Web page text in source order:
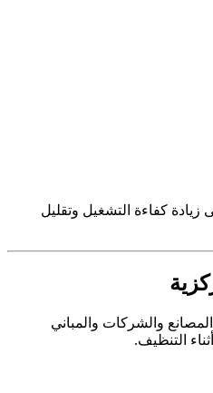
كفاءة التشغيل وتقليل
والشركات والمباني
التنظيف.